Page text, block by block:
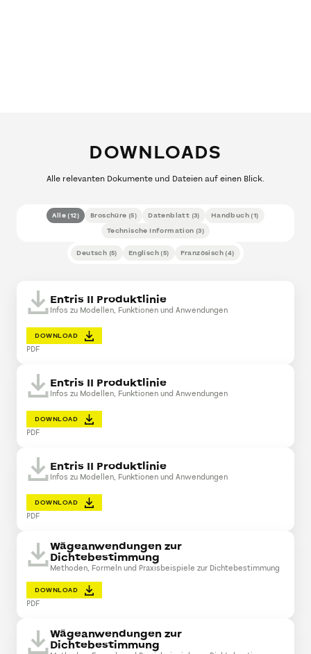
DOWNLOADS
Alle relevanten Dokumente und Dateien auf einen Blick.
Alle(12) Broschüre (5) Datenblatt (3) Handbuch (1)
Technische Information (3)
Deutsch (5) Englisch (5) Französisch (4)
Entris II Produktlinie
Infos zu Modellen, Funktionen und Anwendungen
DOWNLOAD
PDF
Entris II Produktlinie
Infos zu Modellen, Funktionen und Anwendungen
DOWNLOAD
PDF
Entris II Produktlinie
Infos zu Modellen, Funktionen und Anwendungen
DOWNLOAD
PDF
Wägeanwendungen zur
Dichtebestimmung
Methoden, Formeln und Praxisbeispiele zur Dichtebestimmung
DOWNLOAD
PDF
Wägeanwendungen zur
Dichtebestimmung